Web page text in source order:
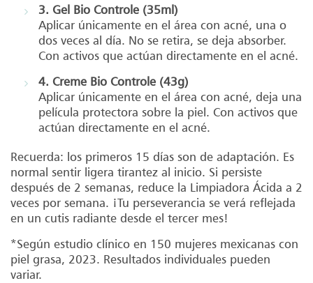
3. Gel Bio Controle (35ml)
Aplicar únicamente en el área con acné, una o
dos veces al día. No se retira, se deja absorber.
Con activos que actúan directamente en el acné.
4. Creme Bio Controle (43g)
Aplicar únicamente en el área con acné, deja una
película protectora sobre la piel. Con activos que
actúan directamente en el acné.
Recuerda: los primeros 15 días son de adaptación. Es
normal sentir ligera tirantez al inicio. Si persiste
después de 2 semanas, reduce la Limpiadora Ácida a 2
veces por semana. ¡Tu perseverancia se verá reflejada
en un cutis radiante desde el tercer mes!
*Según estudio clínico en 150 mujeres mexicanas con
piel grasa, 2023. Resultados individuales pueden
variar.